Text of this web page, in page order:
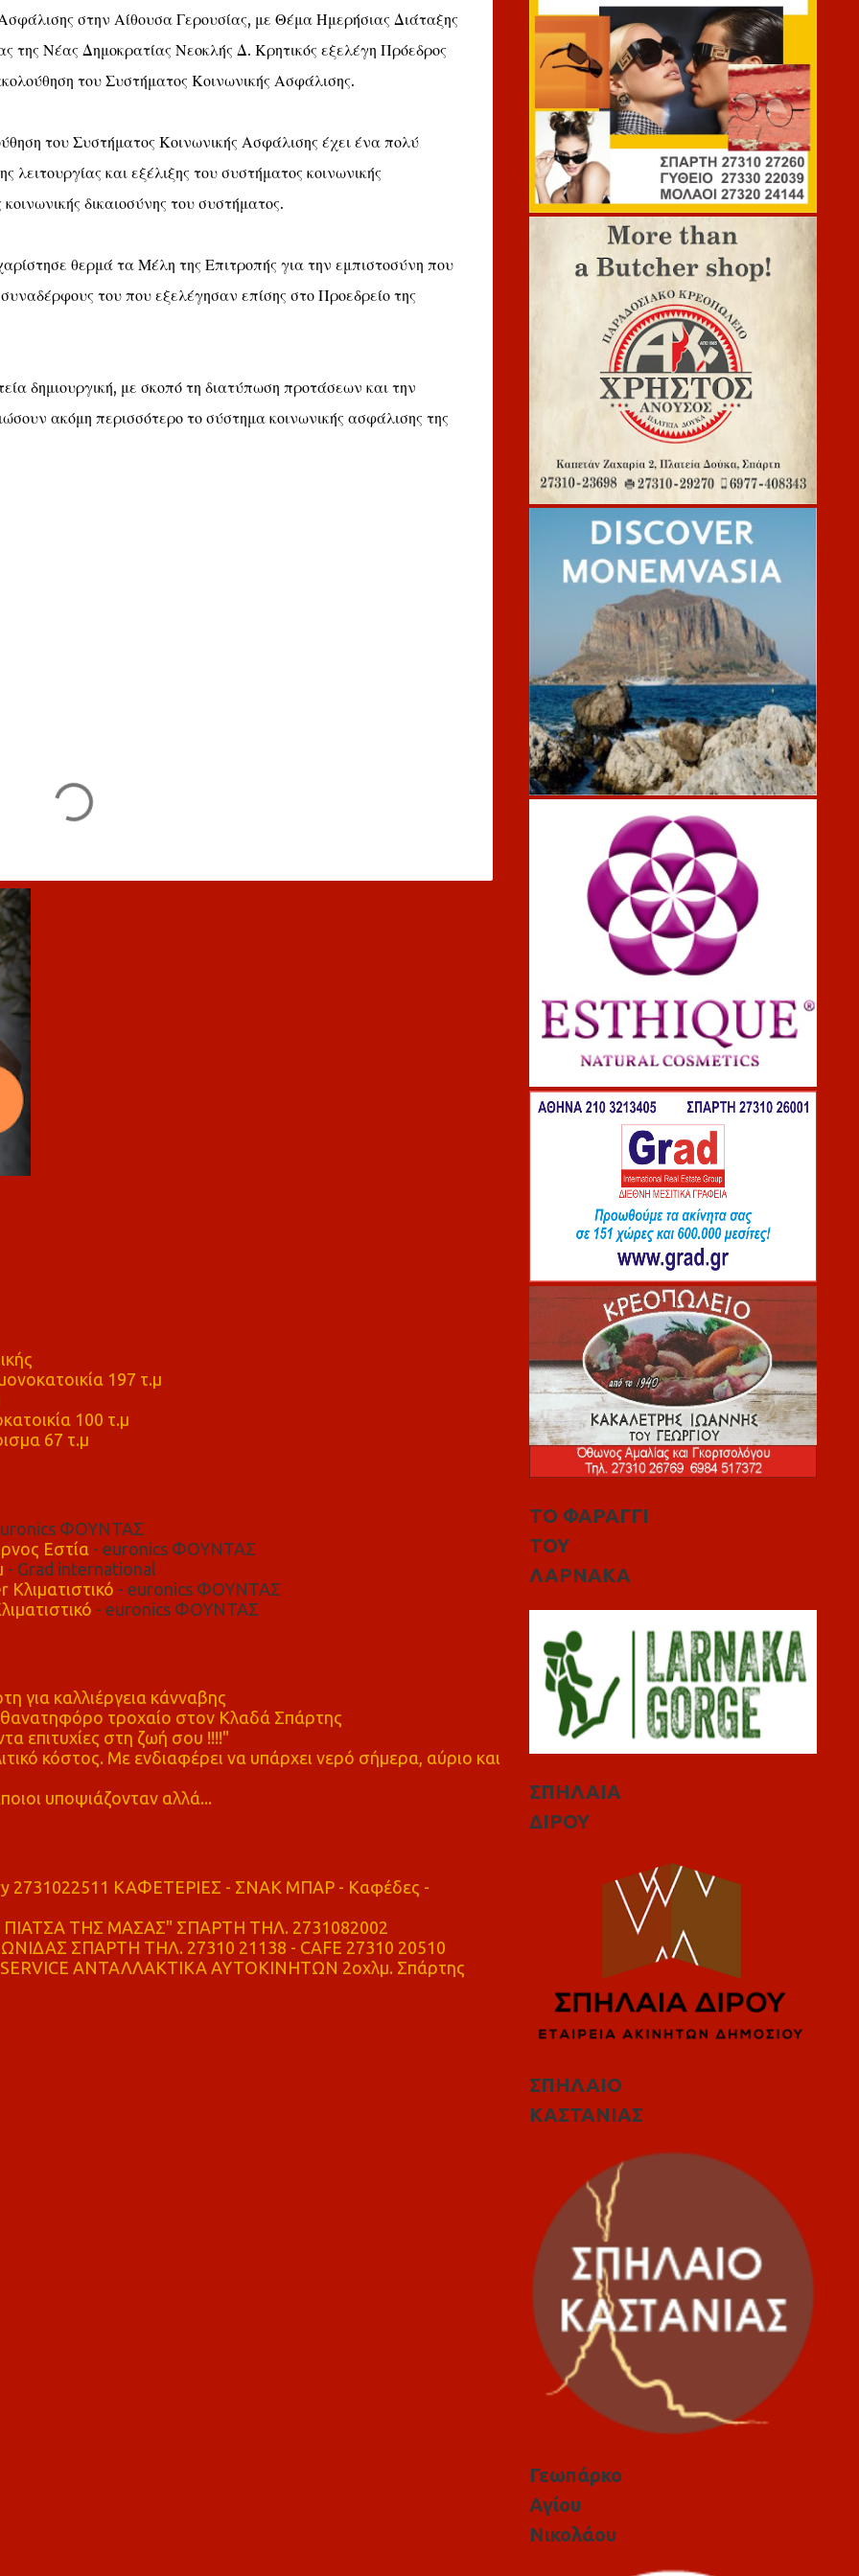
στην Αίθουσα Γερουσίας, με Θέμα Ημερήσιας Διάταξης
της Νέας Δημοκρατίας Νεοκλής Δ. Κρητικός εξελέγη Πρόεδρος
του Συστήματος Κοινωνικής Ασφάλισης.
του Συστήματος Κοινωνικής Ασφάλισης έχει ένα πολύ
λειτουργίας και εξέλιξης του συστήματος κοινωνικής
δικαιοσύνης του συστήματος.
θερμά τα Μέλη της Επιτροπής για την εμπιστοσύνη που
του που εξελέγησαν επίσης στο Προεδρείο της
δημιουργική, με σκοπό τη διατύπωση προτάσεων και την
ακόμη περισσότερο το σύστημα κοινωνικής ασφάλισης της
197 τ.μ
100 τ.μ
67 τ.μ
ΦΟΥΝΤΑΣ
Εστία - euronics ΦΟΥΝΤΑΣ
- Grad international
- euronics ΦΟΥΝΤΑΣ
- euronics ΦΟΥΝΤΑΣ
καλλιέργεια κάνναβης
τροχαίο στον Κλαδά Σπάρτης
επιτυχίες στη ζωή σου !!!!"
κόστος. Με ενδιαφέρει να υπάρχει νερό σήμερα, αύριο και
υποψιάζονταν αλλά...
2731022511 ΚΑΦΕΤΕΡΙΕΣ - ΣΝΑΚ ΜΠΑΡ - Καφέδες -
ΤΗΣ ΜΑΣΑΣ" ΣΠΑΡΤΗ ΤΗΛ. 2731082002
ΣΠΑΡΤΗ ΤΗΛ. 27310 21138 - CAFE 27310 20510
ΑΝΤΑΛΛΑΚΤΙΚΑ ΑΥΤΟΚΙΝΗΤΩΝ 2οχλμ. Σπάρτης
ΤΟ ΦΑΡΑΓΓΙ
ΤΟΥ
ΛΑΡΝΑΚΑ
ΣΠΗΛΑΙΑ
ΔΙΡΟΥ
ΣΠΗΛΑΙΟ
ΚΑΣΤΑΝΙΑΣ
Γεωπάρκο
Αγίου
Νικολάου